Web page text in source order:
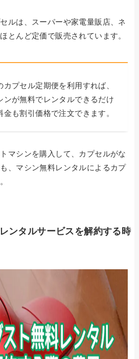
ルは、スーパーや家電量販店、ネ
とんど定価で販売されています。
プセル定期便を利用すれば、
ンが無料でレンタルできるだけ
も割引価格で注文できます。
マシンを購入して、カプセルがな
、マシン無料レンタルによるカプ
ンタルサービスを解約する時